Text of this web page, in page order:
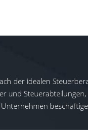
der idealen
und